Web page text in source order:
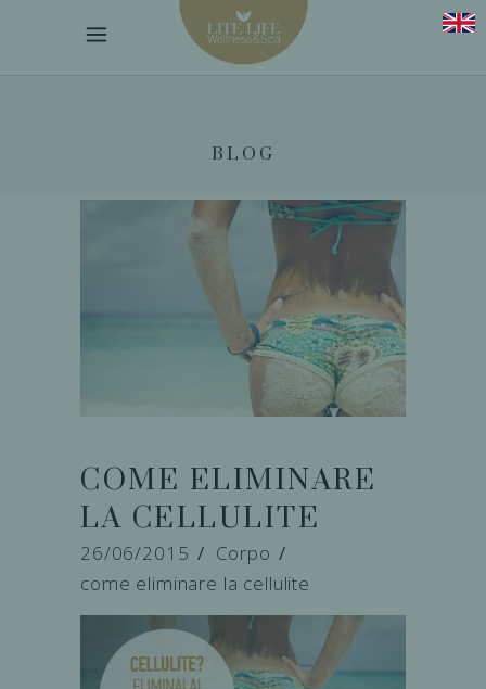
BLOG
COME ELIMINARE
LA CELLULITE
26/06/2015
Corpo
come eliminare la cellulite